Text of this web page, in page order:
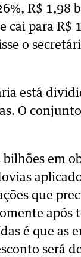
R$ 1,98
cai para R$
o
está
O
em
que
após
é que as
será